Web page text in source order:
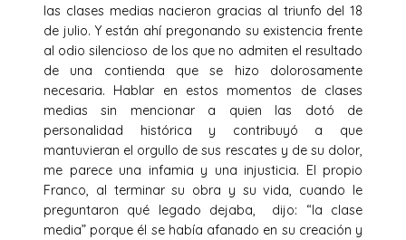
las clases medias nacieron gracias al triunfo del 18
de julio. Y están ahí pregonando su existencia frente
al odio silencioso de los que no admiten el resultado
de una contienda que se hizo dolorosamente
necesaria. Hablar en estos momentos de clases
medias sin mencionar a quien las dotó de
personalidad histórica y contribuyó a que
mantuvieran el orgullo de sus rescates y de su dolor,
me parece una infamia y una injusticia. El propio
Franco, al terminar su obra y su vida, cuando le
preguntaron qué legado dejaba, dijo: “la clase
media” porque él se había afanado en su creación y